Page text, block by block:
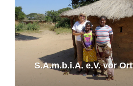
S.A.m.b.i.A. e.V. ​vor Ort​​